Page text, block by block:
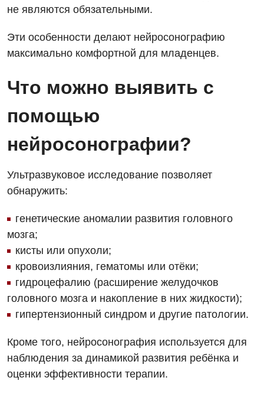
Мероприятия БПР
Программа лояльности
Диагностика
Диагностическое отделение
Магнитно-резонансная томография
Рентгенография
УЗИ
Гинекологическое отделение
Диагностическое отделение
Дневной стационар
Онкологическое отделение
Отдел госпитализации
Отделение интенсивной терапии
Декларирование
Лечение острого инфаркта
не являются обязательными.
Эти особенности делают нейросонографию
максимально комфортной для младенцев.
Что можно выявить с
помощью
нейросонографии?
Ультразвуковое исследование позволяет
обнаружить:
генетические аномалии развития головного
мозга;
кисты или опухоли;
кровоизлияния, гематомы или отёки;
гидроцефалию (расширение желудочков
головного мозга и накопление в них жидкости);
гипертензионный синдром и другие патологии.
Кроме того, нейросонография используется для
наблюдения за динамикой развития ребёнка и
оценки эффективности терапии.